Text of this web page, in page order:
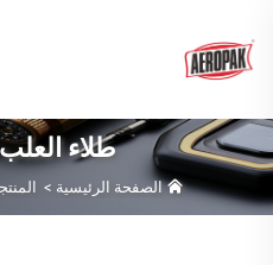
طلاء
الصفحة الرئيسية >